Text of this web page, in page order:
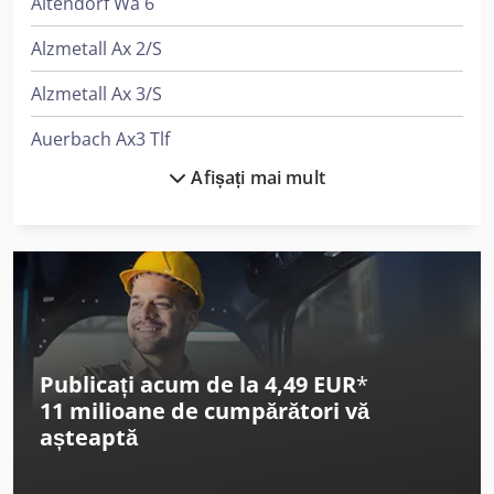
Alzmetall Ax 2/S
Alzmetall Ax 3/S
Auerbach Ax3 Tlf
Berg & Schmid Prese Pneumatice
Felder G 380
Felder G 480
Felder K 700 S
Felder Kf 700 S Professional
Afișați mai mult
Publicați acum de la 4,49 EUR*
11 milioane de cumpărători vă
așteaptă